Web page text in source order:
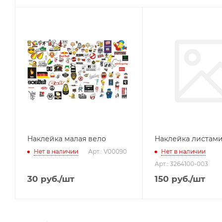
Наклейка малая вело
Нет в наличии Арт.: V00090
30 руб./шт
Наклейка
Нет в наличии
Арт.: 3264100-003
150 руб./шт